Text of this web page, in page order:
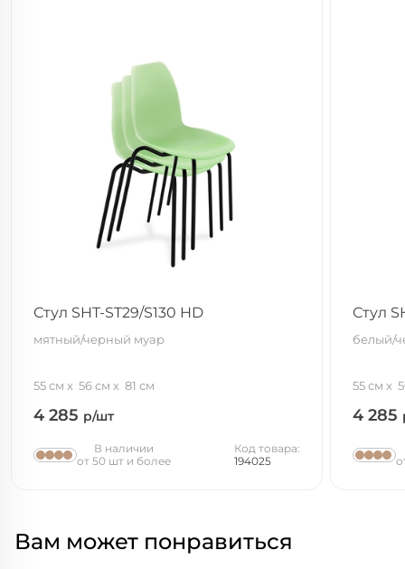
Стул SHT-ST29/S130 HD
мятный/черный муар
55 см 56 см 81 см
4 285 р/шт
В наличии
от 50 шт и более
Код товара:
194025
Стул
белый/
55 см
4 285
Вам может понравиться